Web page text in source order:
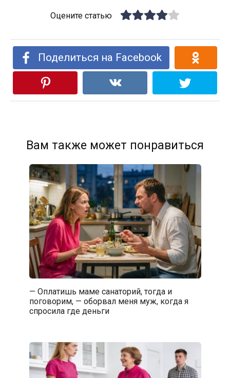
Оцените статью
Поделиться на Facebook
Вам также может понравиться
— Оплатишь маме санаторий, тогда и
поговорим, — оборвал меня муж, когда я
спросила где деньги